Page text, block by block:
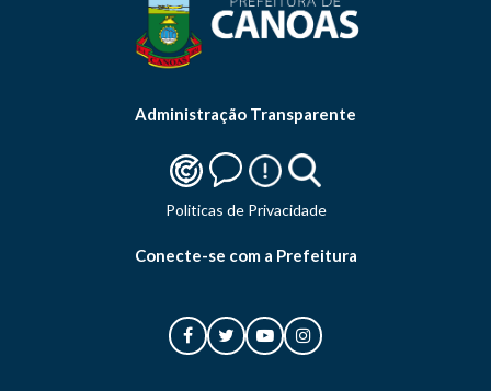
Administração Transparente
Politicas de Privacidade
Conecte-se com a Prefeitura